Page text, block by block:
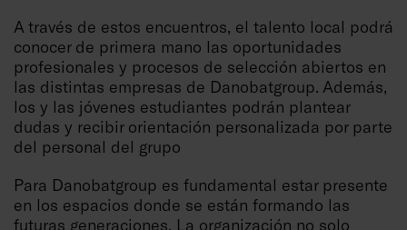
A través de estos encuentros, el talento local podrá
conocer de primera mano las oportunidades
profesionales y procesos de selección abiertos en
las distintas empresas de Danobatgroup. Además,
los y las jóvenes estudiantes podrán plantear
dudas y recibir orientación personalizada por parte
del personal del grupo
Para Danobatgroup es fundamental estar presente
en los espacios donde se están formando las
futuras generaciones. La organización no solo